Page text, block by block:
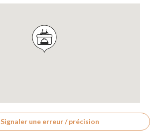
Signaler une erreur / précision